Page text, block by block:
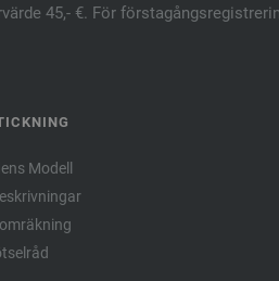
45,- €. För
Modell